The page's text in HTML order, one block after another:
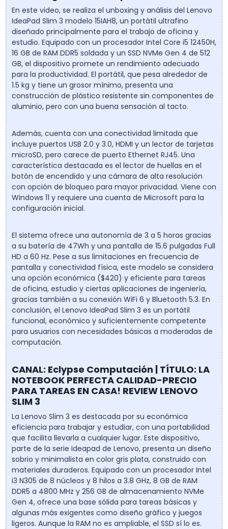
En este video, se realiza el unboxing y análisis del Lenovo
IdeaPad Slim 3 modelo 15IAH8, un portátil ultrafino
diseñado principalmente para el trabajo de oficina y
estudio. Equipado con un procesador Intel Core i5 12450H,
16 GB de RAM DDR5 soldada y un SSD NVMe Gen 4 de 512
GB, el dispositivo promete un rendimiento adecuado
para la productividad. El portátil, que pesa alrededor de
1.5 kg y tiene un grosor mínimo, presenta una
construcción de plástico resistente sin componentes de
aluminio, pero con una buena sensación al tacto.
Además, cuenta con una conectividad limitada que
incluye puertos USB 2.0 y 3.0, HDMI y un lector de tarjetas
microSD, pero carece de puerto Ethernet RJ45. Una
característica destacada es el lector de huellas en el
botón de encendido y una cámara de alta resolución
con opción de bloqueo para mayor privacidad. Viene con
Windows 11 y requiere una cuenta de Microsoft para la
configuración inicial.
El sistema ofrece una autonomía de 3 a 5 horas gracias
a su batería de 47Wh y una pantalla de 15.6 pulgadas Full
HD a 60 Hz. Pese a sus limitaciones en frecuencia de
pantalla y conectividad física, este modelo se considera
una opción económica ($420) y eficiente para tareas
de oficina, estudio y ciertas aplicaciones de ingeniería,
gracias también a su conexión WiFi 6 y Bluetooth 5.3. En
conclusión, el Lenovo IdeaPad Slim 3 es un portátil
funcional, económico y suficientemente competente
para usuarios con necesidades básicas a moderadas de
computación.
CANAL: Eclypse Computación | TÍTULO: LA
NOTEBOOK PERFECTA CALIDAD-PRECIO
PARA TAREAS EN CASA! REVIEW LENOVO
SLIM 3
La Lenovo Slim 3 es destacada por su económica
eficiencia para trabajar y estudiar, con una portabilidad
que facilita llevarla a cualquier lugar. Este dispositivo,
parte de la serie Ideapad de Lenovo, presenta un diseño
sobrio y minimalista en color gris plata, construido con
materiales duraderos. Equipado con un procesador Intel
i3 N305 de 8 núcleos y 8 hilos a 3.8 GHz, 8 GB de RAM
DDR5 a 4800 MHz y 256 GB de almacenamiento NVMe
Gen 4, ofrece una base sólida para tareas básicas y
algunas más exigentes como diseño gráfico y juegos
ligeros. Aunque la RAM no es ampliable, el SSD sí lo es.